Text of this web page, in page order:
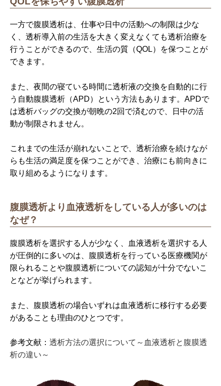
一方で腹膜透析は、仕事や日中の活動への制限は少な
く、透析導入前の生活を大きく変えなくても透析治療を
行うことができるので、生活の質（QOL）を保つことが
できます。
また、夜間の寝ている時間に透析液の交換を自動的に行
う自動腹膜透析（APD）という方法もあります。APDで
は透析バッグの交換が朝晩の2回で済むので、日中の活
動が制限されません。
これまでの生活が崩れないことで、透析治療を続けなが
らも生活の満足度を保つことができ、治療にも前向きに
取り組めるようになります。
腹膜透析より血液透析をしている人が多いのは
なぜ？
腹膜透析を選択する人が少なく、血液透析を選択する人
が圧倒的に多いのは、腹膜透析を行っている医療機関が
限られることや腹膜透析についての認知が十分でないこ
となどが挙げられます。
また、腹膜透析の場合いずれは血液透析に移行する必要
があることも理由のひとつです。
参考文献： 透析方法の選択について～血液透析と腹膜透
析の違い～